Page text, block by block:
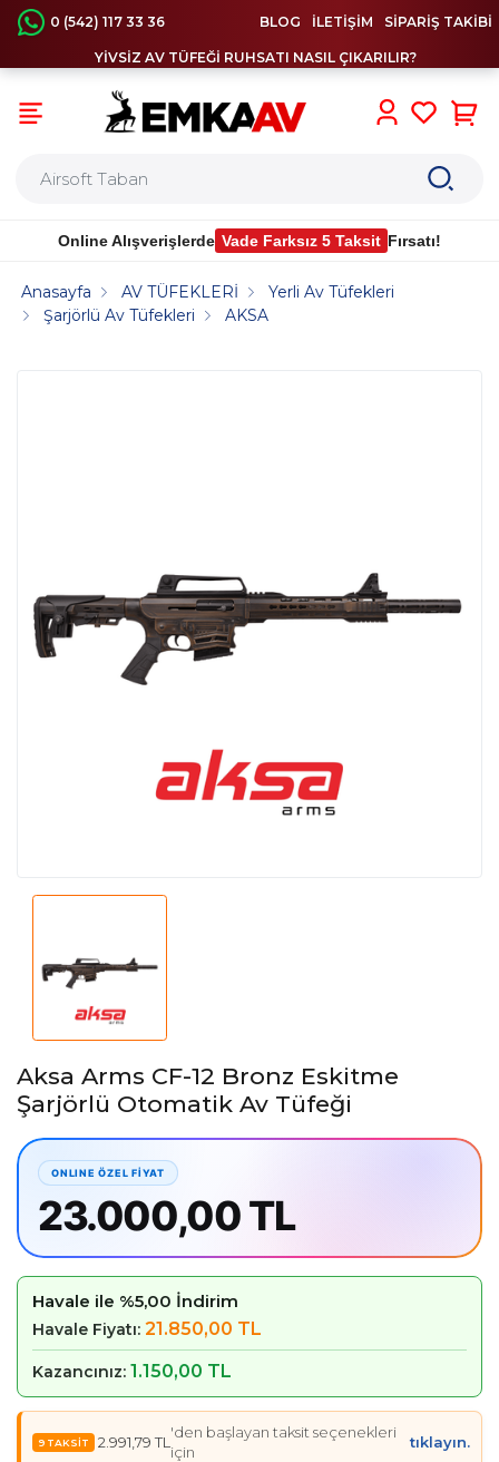
0 (542) 117 33 36 BLOG İLETİŞİM SİPARİŞ TAKİBİ
YİVSİZ AV TÜFEĞİ RUHSATI NASIL ÇIKARILIR?
Online Alışverişlerde Vade Farksız 5 Taksit Fırsatı!
Anasayfa AV TÜFEKLERİ
Yerli Av Tüfekleri
Şarjörlü Av Tüfekleri
AKSA
Aksa Arms CF-12 Bronz Eskitme
Şarjörlü Otomatik Av Tüfeği
23.000,00 TL
Havale ile %5,00 İndirim
Havale Fiyatı: 21.850,00 TL
Kazancınız: 1.150,00 TL
2.991,79 TL
'den başlayan taksit seçenekleri
için
tıklayın.